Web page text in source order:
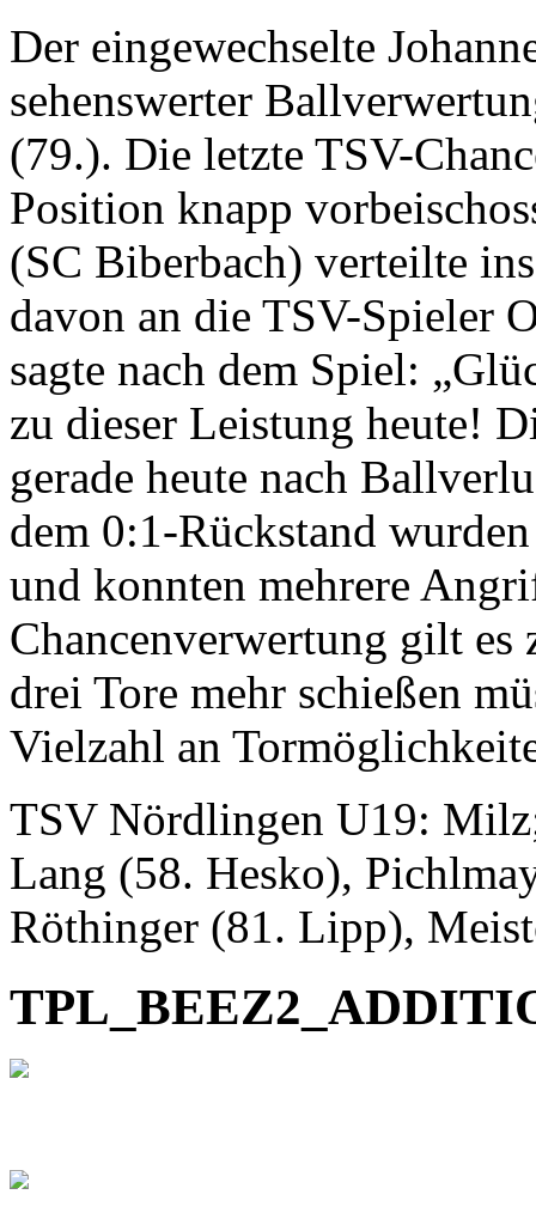
Der eingewechselte
sehenswerter
(79.). Die letzte TSV-
Position knapp
(SC Biberbach) verteilte
davon an die TSV-Spieler
sagte nach dem Spiel:
zu dieser Leistung heute!
gerade heute nach
dem 0:1-Rückstand
und konnten mehrere
Chancenverwertung gilt es
drei Tore mehr schießen
Vielzahl an
TSV Nördlingen U19:
Lang (58. Hesko),
Röthinger (81. Lipp),